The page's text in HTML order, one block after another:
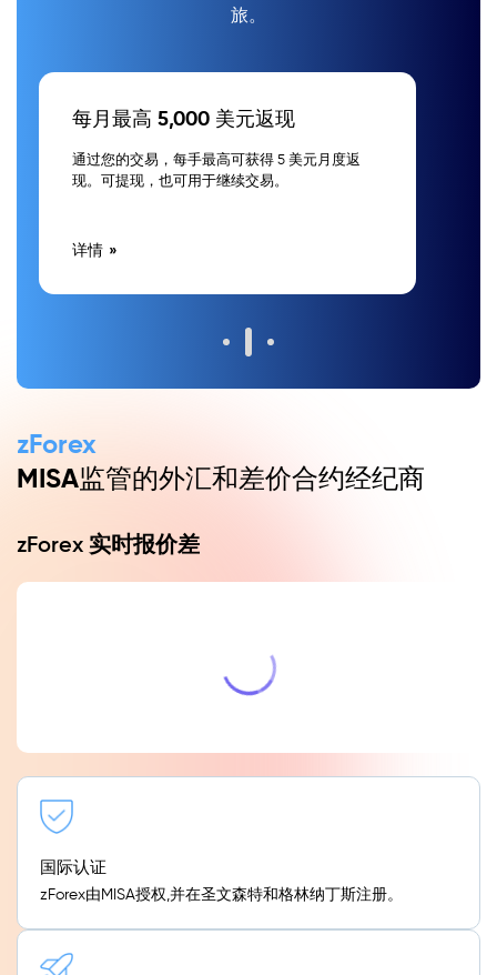
旅。
每月最高 5,000 美元返现
通过您的交易，每手最高可获得 5 美元月度返
现。可提现，也可用于继续交易。
详情
zForex
MISA监管的外汇和差价合约经纪商
zForex 实时报价差
国际认证
zForex由MISA授权,并在圣文森特和格林纳丁斯注册。